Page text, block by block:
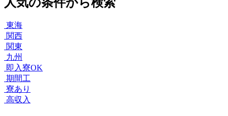
東海
関西
関東
九州
即入寮OK
期間工
寮あり
高収入